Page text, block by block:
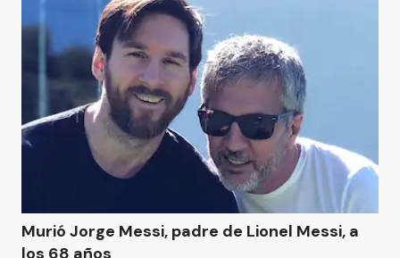
Murió Jorge Messi, padre de Lionel Messi, a
los 68 años